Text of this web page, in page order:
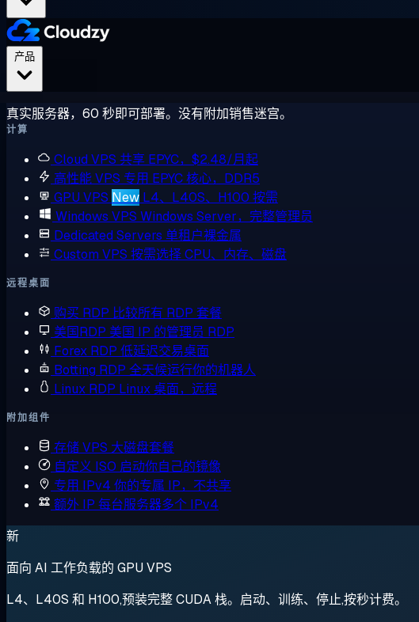
真实服务器，60 秒即可部署。没有附加销售迷宫。
计算
Cloud VPS 共享 EPYC，$2.48/月起
高性能 VPS 专用 EPYC 核心，DDR5
GPU VPS New L4、L40S、H100 按需
Windows VPS Windows Server，完整管理员
Dedicated Servers 单租户裸金属
Custom VPS 按需选择 CPU、内存、磁盘
远程桌面
购买 RDP 比较所有 RDP 套餐
美国RDP 美国 IP 的管理员 RDP
Forex RDP 低延迟交易桌面
Botting RDP 全天候运行你的机器人
Linux RDP Linux 桌面，远程
附加组件
存储 VPS 大磁盘套餐
自定义 ISO 启动你自己的镜像
专用 IPv4 你的专属 IP，不共享
额外 IP 每台服务器多个 IPv4
新
面向 AI 工作负载的 GPU VPS
L4、L40S 和 H100,预装完整 CUDA 栈。启动、训练、停止,按秒计费。